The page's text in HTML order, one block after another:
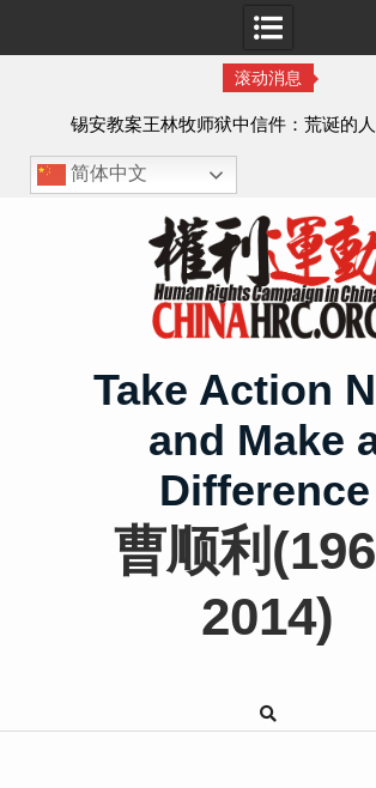
滚动消息
锡安教案王林牧师狱中信件：荒诞的
简体中文
Take Action
and Make
Difference
曹顺利
2014)